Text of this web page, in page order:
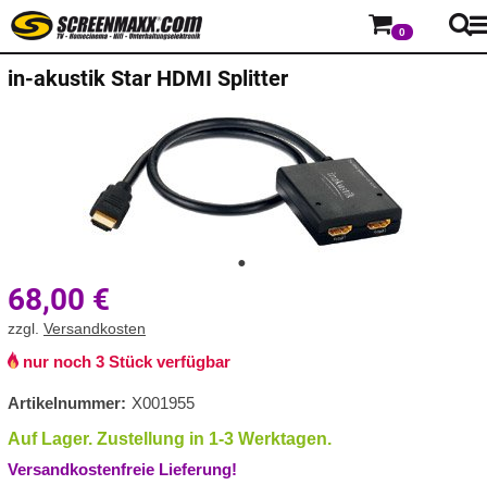
0
in-akustik Star HDMI Splitter
68,00 €
zzgl. Versandkosten
nur noch 3 Stück verfügbar
Artikelnummer: X001955
Auf Lager. Zustellung in 1-3 Werktagen.
Versandkostenfreie Lieferung!